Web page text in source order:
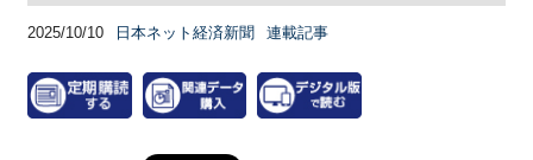
2025/10/10 日本ネット経済新聞 連載記事